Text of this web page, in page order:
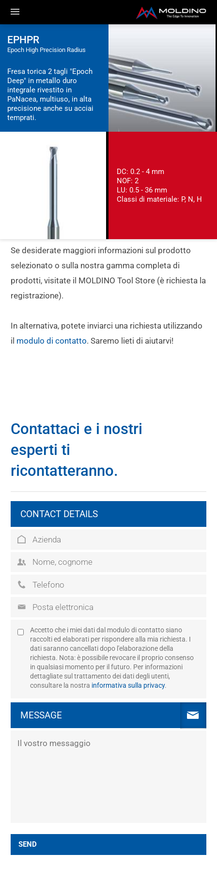
EPHPR
Epoch High Precision Radius
Fresa torica 2 tagli "Epoch
Deep" in metallo duro
integrale rivestito in
PaNacea, multiuso, in alta
precisione anche su acciai
temprati.
DC: 0.2 - 4 mm
NOF: 2
LU: 0.5 - 36 mm
Classi di materiale: P, N, H
Se desiderate maggiori informazioni sul prodotto
selezionato o sulla nostra gamma completa di
prodotti, visitate il MOLDINO Tool Store (è richiesta la
registrazione).
In alternativa, potete inviarci una richiesta utilizzando
il modulo di contatto. Saremo lieti di aiutarvi!
Contattaci e i nostri
esperti ti
ricontatteranno.
CONTACT DETAILS
Accetto che i miei dati dal modulo di contatto siano
raccolti ed elaborati per rispondere alla mia richiesta. I
dati saranno cancellati dopo l'elaborazione della
richiesta. Nota: è possibile revocare il proprio consenso
in qualsiasi momento per il futuro. Per informazioni
dettagliate sul trattamento dei dati degli utenti,
consultare la nostra informativa sulla privacy.
MESSAGE
SEND